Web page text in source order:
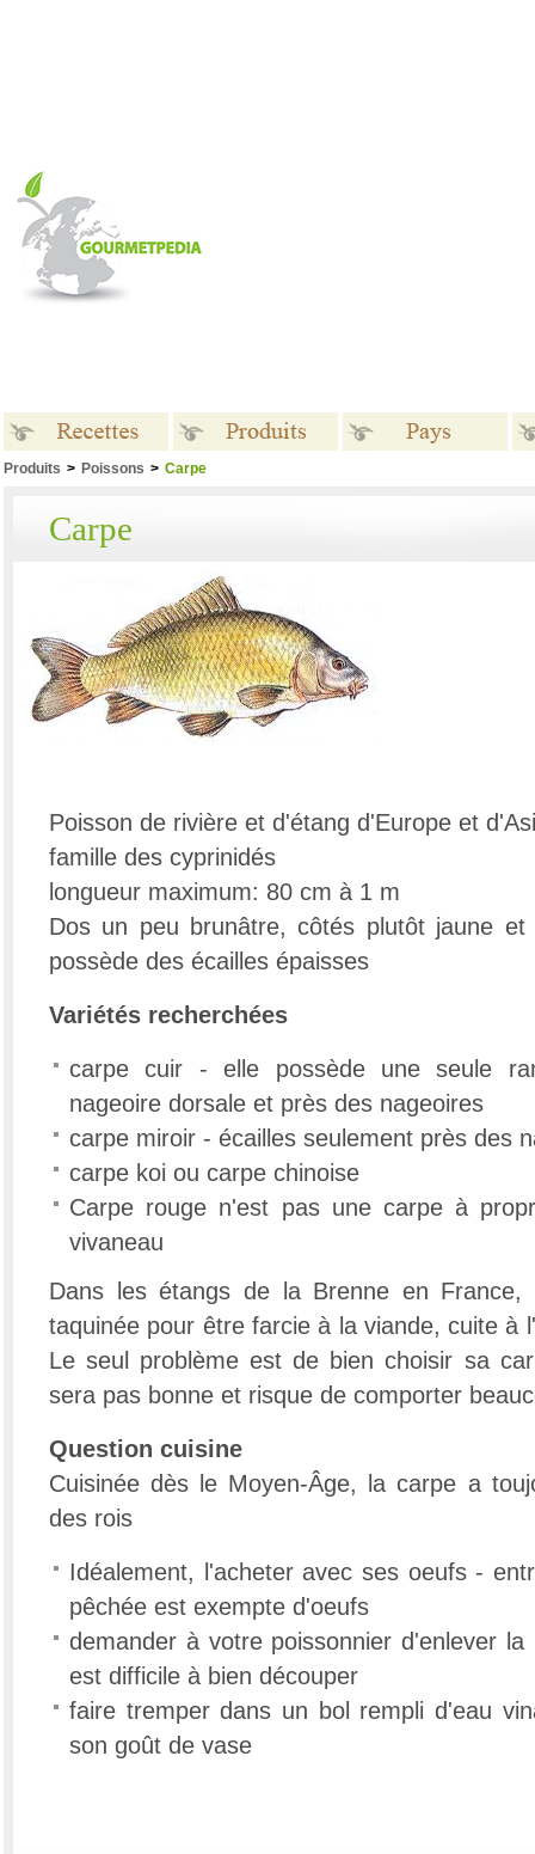
Produits > Poissons > Carpe
Carpe
Poisson de rivière et d'étang d'Europe et
famille des cyprinidés
longueur maximum: 80 cm à 1 m
Dos un peu brunâtre, côtés plutôt jaune
possède des écailles épaisses
Variétés recherchées
carpe cuir - elle possède une seule
nageoire dorsale et près des nageoires
carpe miroir - écailles seulement près des
carpe koi ou carpe chinoise
Carpe rouge n'est pas une carpe à
vivaneau
Dans les étangs de la Brenne en
taquinée pour être farcie à la viande, cuite à
Le seul problème est de bien choisir sa
sera pas bonne et risque de comporter
Question cuisine
Cuisinée dès le Moyen-Âge, la carpe a
des rois
Idéalement, l'acheter avec ses oeufs -
pêchée est exempte d'oeufs
demander à votre poissonnier d'enlever
est difficile à bien découper
faire tremper dans un bol rempli d'eau
son goût de vase